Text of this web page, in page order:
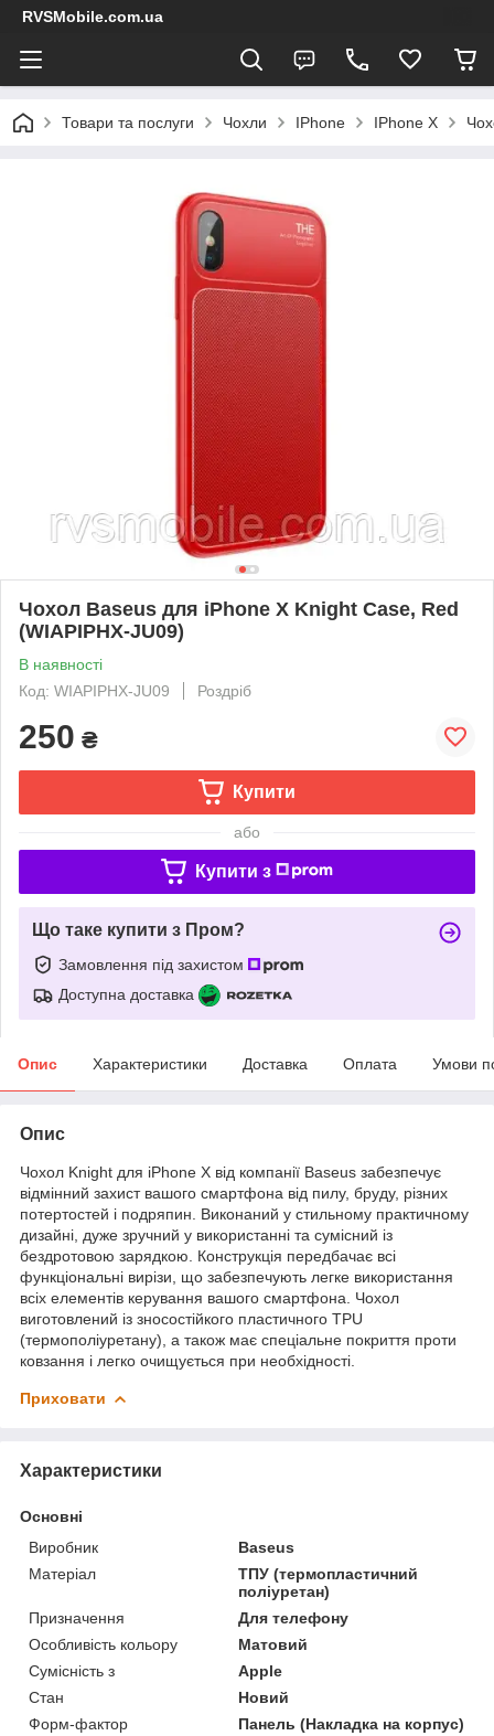
RVSMobile.com.ua
Товари та послуги Чохли IPhone IPhone X
Чохол Baseus для iPhone X Knight Case, Red
(WIAPIPHX-JU09)
В наявності
Код: WIAPIPHX-JU09
Роздріб
250 ₴
Купити
або
Купити з
Що таке купити з Пром?
Замовлення під захистом
Доступна доставка
Опис Характеристики Доставка Оплата Умови
Опис
Чохол Knight для iPhone X від компанії Baseus забезпечує
відмінний захист вашого смартфона від пилу, бруду, різних
потертостей і подряпин. Виконаний у стильному практичному
дизайні, дуже зручний у використанні та сумісний із
бездротовою зарядкою. Конструкція передбачає всі
функціональні вирізи, що забезпечують легке використання
всіх елементів керування вашого смартфона. Чохол
виготовлений із зносостійкого пластичного TPU
(термополіуретану), а також має спеціальне покриття проти
ковзання і легко очищується при необхідності.
Приховати
Характеристики
Основні
Виробник
Baseus
Матеріал
ТПУ (термопластичний
поліуретан)
Призначення
Для телефону
Особливість кольору
Матовий
Сумісність з
Apple
Стан
Новий
Форм-фактор
Панель (Накладка на корпус)